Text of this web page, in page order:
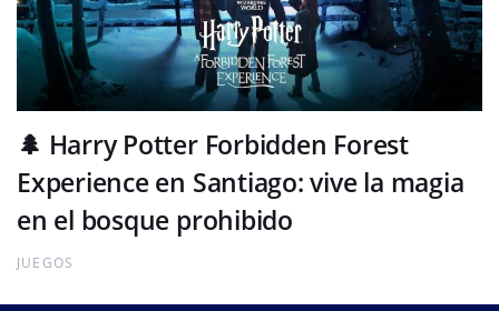
🌲 Harry Potter Forbidden Forest
Experience en Santiago: vive la magia
en el bosque prohibido
JUEGOS